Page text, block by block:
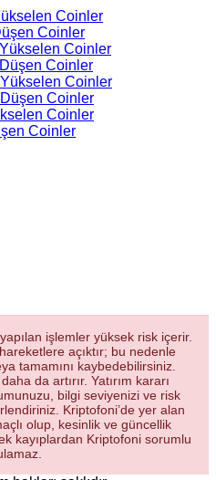
Coinler
Coinler
Coinler
Coinler
Coinler
Coinler
Coinler
Coinler
işlemler yüksek risk içerir.
açıktır; bu nedenle
tamamını kaybedebilirsiniz.
da artırır. Yatırım kararı
bilgi seviyenizi ve risk
Kriptofoni’de yer alan
olup, kesinlik ve güncellik
kayıplardan Kriptofoni sorumlu